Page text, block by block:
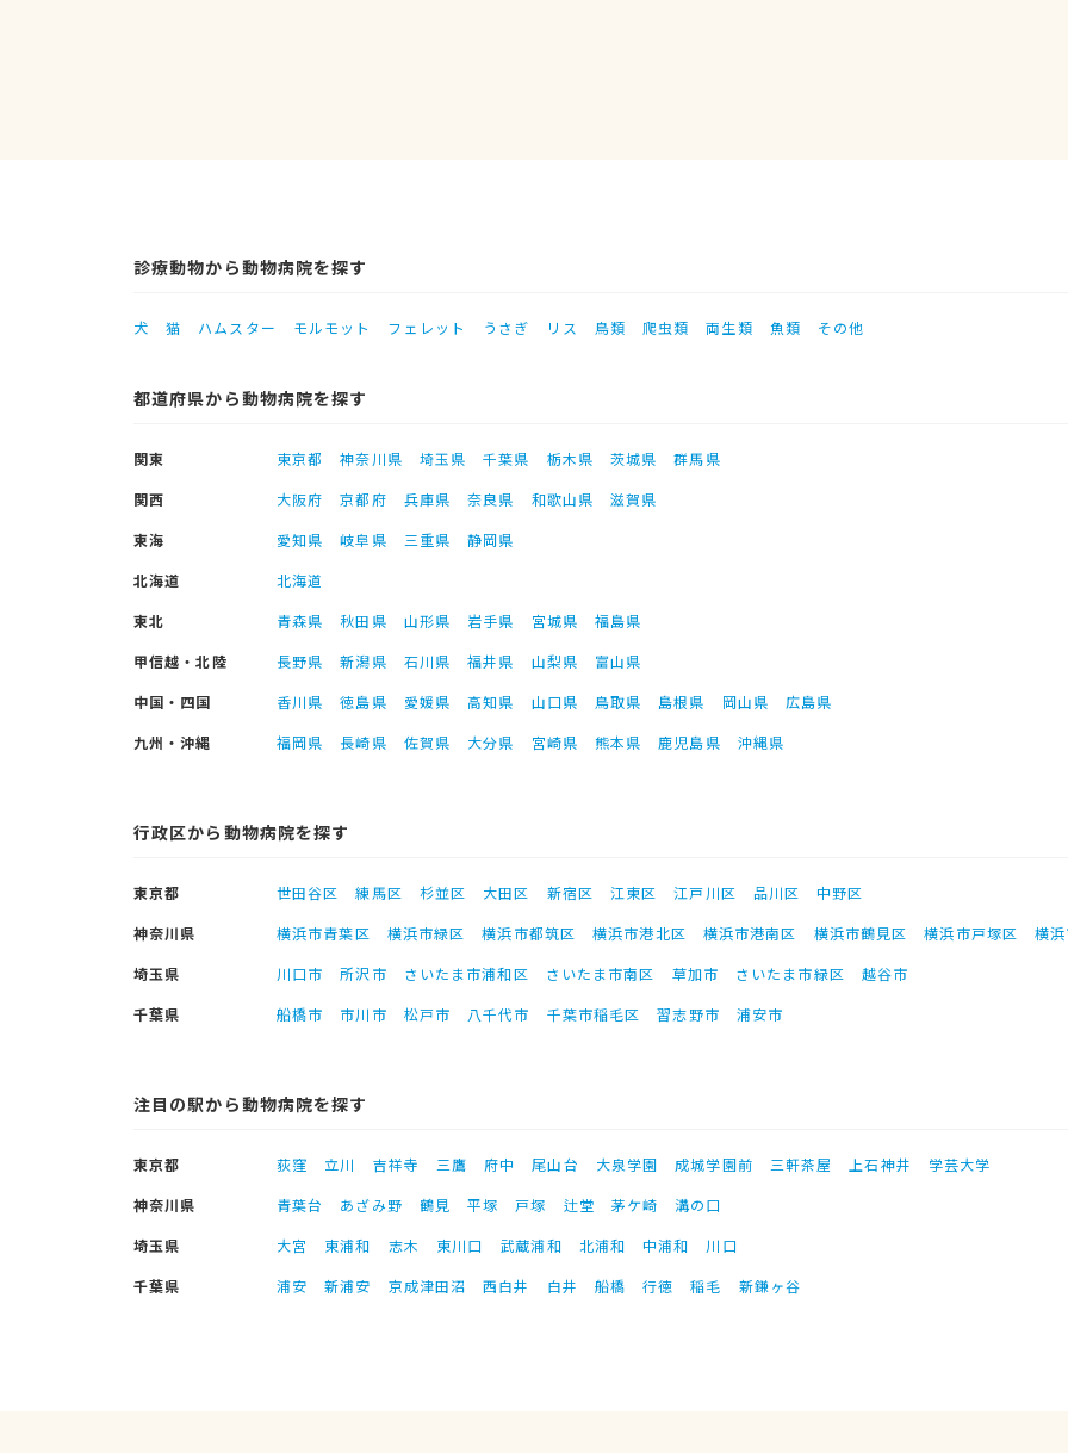
診療動物から動物病院を探す
犬 猫 ハムスター モルモット フェレット うさぎ リス 鳥類 爬虫類 両生類 魚類 その他
都道府県から動物病院を探す
関東 東京都 神奈川県 埼玉県 千葉県 栃木県 茨城県
群馬県
関西
大阪府 京都府 兵庫県 奈良県 和歌山県
滋賀県
東海
愛知県 岐阜県 三重県
静岡県
北海道
北海道
東北
青森県 秋田県 山形県 岩手県 宮城県
福島県
甲信越・北陸
長野県 新潟県 石川県 福井県 山梨県
富山県
中国・四国
香川県 徳島県 愛媛県 高知県 山口県 鳥取県 島根県 岡山県
広島県
九州・沖縄
福岡県 長崎県 佐賀県 大分県 宮崎県 熊本県 鹿児島県 沖縄県
行政区から動物病院を探す
東京都 世田谷区 練馬区 杉並区 大田区 新宿区 江東区 江戸川区 品川区
中野区
神奈川県
横浜市青葉区 横浜市緑区 横浜市都筑区 横浜市港北区 横浜市港南区 横浜市鶴見区 横浜市戸塚区
横
埼玉県
川口市 所沢市 さいたま市浦和区 さいたま市南区 草加市 さいたま市緑区
越谷市
千葉県
船橋市 市川市 松戸市 八千代市 千葉市稲毛区 習志野市 浦安市
注目の駅から動物病院を探す
東京都 荻窪 立川 吉祥寺 三鷹 府中 尾山台 大泉学園 成城学園前 三軒茶屋 上石神井
学芸大学
神奈川県
青葉台 あざみ野 鶴見 平塚 戸塚 辻堂 茅ケ崎
溝の口
埼玉県
大宮 東浦和 志木 東川口 武蔵浦和 北浦和 中浦和
川口
千葉県
浦安 新浦安 京成津田沼 西白井 白井 船橋 行徳 稲毛 新鎌ヶ谷